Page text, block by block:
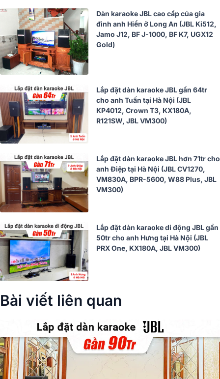
Dàn karaoke JBL cao cấp của gia
đình anh Hiển ở Long An (JBL Ki512,
Jamo J12, BF J-1000, BF K7, UGX12
Gold)
Lắp đặt dàn karaoke JBL gần 64tr
cho anh Tuấn tại Hà Nội (JBL
KP4012, Crown T3, KX180A,
R121SW, JBL VM300)
Lắp đặt dàn karaoke JBL hơn 71tr cho
anh Điệp tại Hà Nội (JBL CV1270,
VM830A, BPR-5600, W88 Plus, JBL
VM300)
Lắp đặt dàn karaoke di động JBL gần
50tr cho anh Hưng tại Hà Nội (JBL
PRX One, KX180A, JBL VM300)
Bài viết liên quan